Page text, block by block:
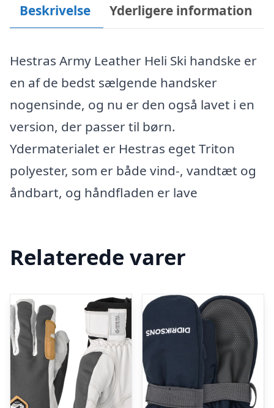
Beskrivelse Yderligere information
Hestras Army Leather Heli Ski handske er
en af de bedst sælgende handsker
nogensinde, og nu er den også lavet i en
version, der passer til børn.
Ydermaterialet er Hestras eget Triton
polyester, som er både vind-, vandtæt og
åndbart, og håndfladen er lave
Relaterede varer